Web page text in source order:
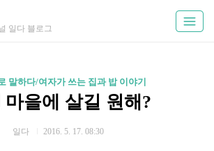
일다 블로그
말하다/여자가 쓰는 집과 밥 이야기
마을에 살길 원해?
일다 2016. 5. 17. 08:30